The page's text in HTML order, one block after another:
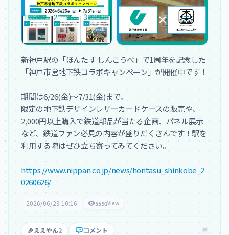
新神戸駅の「ほんたす しんこうべ」で1周年を記念した
「神戸市営地下鉄コラボキャンペーン」が開催中です！
期間は6/26(金)〜7/31(金)まで。
限定の地下鉄デザインレザーカードケースの販売や、
2,000円以上購入で鉄道部品が当たる企画、パネル展示
など、鉄道ファン必見の内容が盛りだくさんです！駅を
利用する際はぜひ立ち寄ってみてください。
https://www.nippan.co.jp/news/hontasu_shinkobe_2
0260626/
2026/06/29 10:16 5591View
🎉ええやん2 コメント